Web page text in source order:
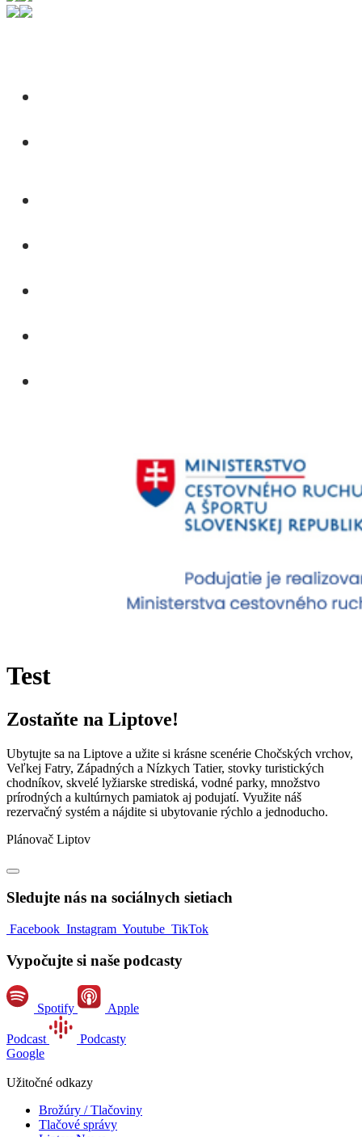
Test
Zostaňte na Liptove!
Ubytujte sa na Liptove a užite si krásne scenérie Chočských vrchov,
Veľkej Fatry, Západných a Nízkych Tatier, stovky turistických
chodníkov, skvelé lyžiarske strediská, vodné parky, množstvo
prírodných a kultúrnych pamiatok aj podujatí. Využite náš
rezervačný systém a nájdite si ubytovanie rýchlo a jednoducho.
Plánovač Liptov
Sledujte nás na sociálnych sietiach
Facebook Instagram Youtube TikTok
Vypočujte si naše podcasty
Spotify Apple
Podcast
Podcasty
Google
Užitočné odkazy
Brožúry / Tlačoviny
Tlačové správy